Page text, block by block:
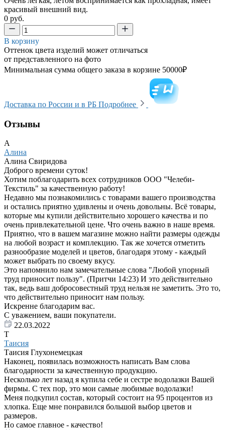
красивый внешний вид.
0 руб.
В корзину
Оттенок цвета изделий может отличаться
от представленного на фото
Минимальная сумма общего заказа в корзине 50000₽
Доставка по России и в РБ Подробнее
Отзывы
А
Алина
Алина Свиридова
Доброго времени суток!
Хотим поблагодарить всех сотрудников ООО "Челеби-
Текстиль" за качественную работу!
Недавно мы познакомились с товарами вашего производства
и остались приятно удивлены и очень довольны. Всё товары,
которые мы купили действительно хорошего качества и по
очень привлекательной цене. Что очень важно в наше время.
Приятно, что в вашем магазине можно найти размеры одежды
на любой возраст и комплекцию. Так же хочется отметить
разнообразие моделей и цветов, благодаря этому - каждый
может выбрать по своему вкусу.
Это напомнило нам замечательные слова "Любой упорный
труд приносит пользу". (Притчи 14:23) И это действительно
так, ведь ваш добросовестный труд нельзя не заметить. Это то,
что действительно приносит нам пользу.
Искренне благодарим вас.
С уважением, ваши покупатели.
22.03.2022
Т
Таисия
Таисия Глухонемецкая
Наконец, появилась возможность написать Вам слова
благодарности за качественную продукцию.
Несколько лет назад я купила себе и сестре водолазки Вашей
фирмы. С тех пор, это мои самые любимые водолазки!
Меня подкупил состав, который состоит на 95 процентов из
хлопка. Еще мне понравился большой выбор цветов и
размеров.
Но самое главное - качество!